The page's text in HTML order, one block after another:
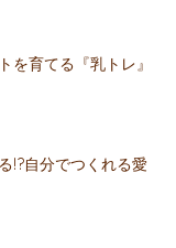
を育てる『乳トレ』
!?自分でつくれる愛